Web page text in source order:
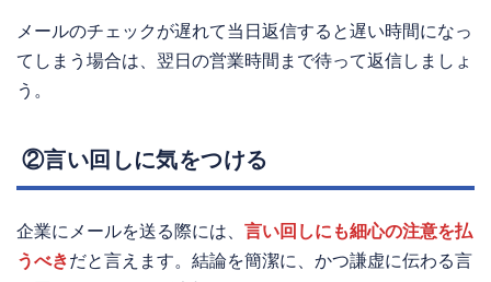
メールのチェックが遅れて当日返信すると遅い時間になっ
てしまう場合は、翌日の営業時間まで待って返信しましょ
う。
②言い回しに気をつける
企業にメールを送る際には、 言い回しにも細心の注意を払
うべきだと言えます。結論を簡潔に、かつ謙虚に伝わる言